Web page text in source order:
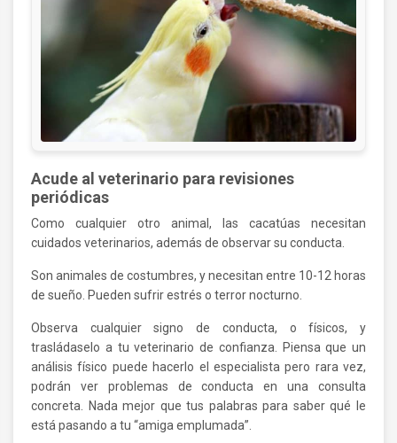
Acude al veterinario para revisiones
periódicas
Como cualquier otro animal, las cacatúas necesitan
cuidados veterinarios, además de observar su conducta.
Son animales de costumbres, y necesitan entre 10-12 horas
de sueño. Pueden sufrir estrés o terror nocturno.
Observa cualquier signo de conducta, o físicos, y
trasládaselo a tu veterinario de confianza. Piensa que un
análisis físico puede hacerlo el especialista pero rara vez,
podrán ver problemas de conducta en una consulta
concreta. Nada mejor que tus palabras para saber qué le
está pasando a tu “amiga emplumada”.